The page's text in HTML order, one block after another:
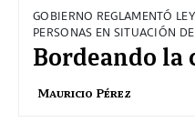
GOBIERNO REGLAMENTÓ
PERSONAS EN SITUACIÓN
Bordeando la
Mauricio Pérez